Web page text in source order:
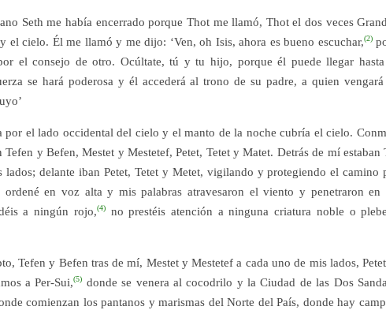
Seth me había encerrado porque Thot me llamó, Thot el dos veces
el cielo. Él me llamó y me dijo: ‘Ven, oh Isis, ahora es bueno escuchar,(2)
el consejo de otro. Ocúltate, tú y tu hijo, porque él puede llegar hasta
se hará poderosa y él accederá al trono de su padre, a quien
por el lado occidental del cielo y el manto de la noche cubría el cielo.
Tefen y Befen, Mestet y Mestetef, Petet, Tetet y Matet. Detrás de mí estaban
lados; delante iban Petet, Tetet y Metet, vigilando y protegiendo el camino
en voz alta y mis palabras atravesaron el viento y penetraron en
a ningún rojo,(4)no prestéis atención a ninguna criatura noble o
Tefen y Befen tras de mí, Mestet y Mestetef a cada uno de mis lados,
a Per-Sui,(5) donde se venera al cocodrilo y la Ciudad de las Dos
comienzan los pantanos y marismas del Norte del País, donde hay